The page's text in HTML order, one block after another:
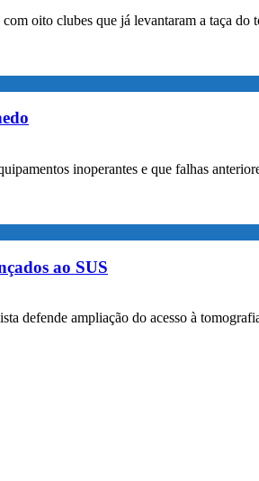
oito clubes que já levantaram a taça
inoperantes e que falhas
ao SUS
defende ampliação do acesso à